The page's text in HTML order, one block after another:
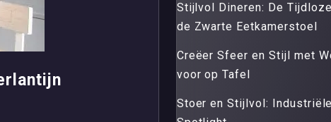
Stijlvol Dineren: De
de Zwarte Eetkamerstoel
Creëer Sfeer en Stijl met
voor op Tafel
Stoer en Stijlvol: